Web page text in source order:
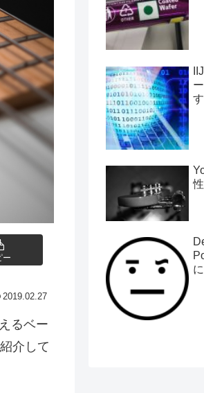
ー
2019.02.27
るベー
介して